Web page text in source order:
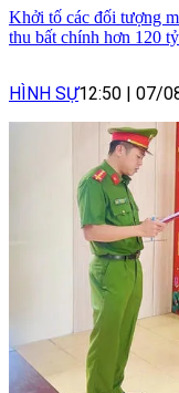
Khởi tố các đối tượng
thu bất chính hơn 120
HÌNH SỰ12:50 | 07/